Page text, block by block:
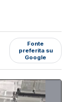
Fonte
preferita su
Google